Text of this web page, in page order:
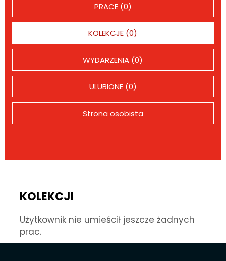
PRACE (0)
KOLEKCJE (0)
WYDARZENIA (0)
ULUBIONE (0)
Strona osobista
KOLEKCJI
Użytkownik nie umieścił jeszcze żadnych
prac.